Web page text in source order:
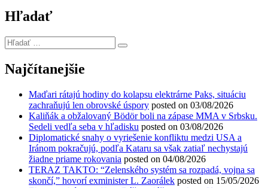
Hľadať
Hľadať
…
Najčítanejšie
Maďari rátajú hodiny do kolapsu elektrárne Paks, situáciu
zachraňujú len obrovské úspory posted on 03/08/2026
Kaliňák a obžalovaný Bödör boli na zápase MMA v Srbsku.
Sedeli vedľa seba v hľadisku posted on 03/08/2026
Diplomatické snahy o vyriešenie konfliktu medzi USA a
Iránom pokračujú, podľa Kataru sa však zatiaľ nechystajú
žiadne priame rokovania posted on 04/08/2026
TERAZ TAKTO: “Zelenského systém sa rozpadá, vojna sa
skončí,” hovorí exminister L. Zaorálek posted on 15/05/2026